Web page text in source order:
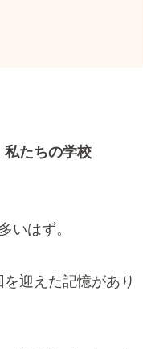
私たちの学校
いはず。
迎えた記憶があり